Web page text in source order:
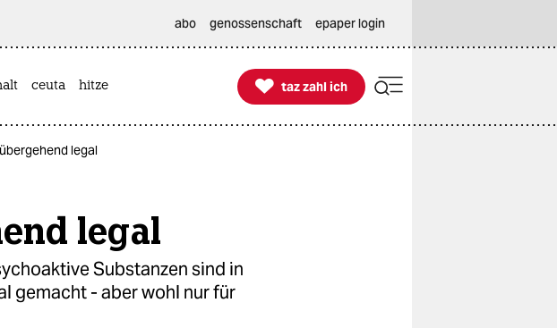
abo genossenschaft epaper login
ceuta hitze 
taz zahl ich
taz zahl ich
legal
legal
Substanzen sind in
gemacht - aber wohl nur für